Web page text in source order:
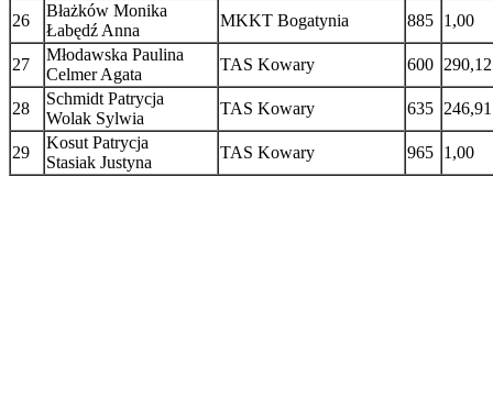
26
Błażków Monika
Łabędź Anna
MKKT Bogatynia 885 1,00
27
Młodawska Paulina
Celmer Agata
TAS Kowary 600 290,12
28
Schmidt Patrycja
Wolak Sylwia
TAS Kowary 635 246,91
29
Kosut Patrycja
Stasiak Justyna
TAS Kowary 965 1,00